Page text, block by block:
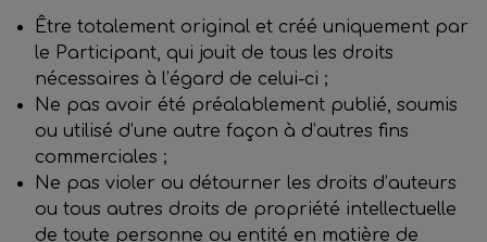
Être totalement original et créé uniquement par
le Participant, qui jouit de tous les droits
nécessaires à l’égard de celui-ci ;
Ne pas avoir été préalablement publié, soumis
ou utilisé d’une autre façon à d’autres fins
commerciales ;
Ne pas violer ou détourner les droits d’auteurs
ou tous autres droits de propriété intellectuelle
de toute personne ou entité en matière de